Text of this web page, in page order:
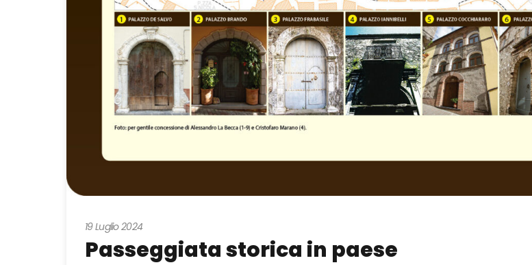
19 Luglio 2024
Passeggiata storica in paese